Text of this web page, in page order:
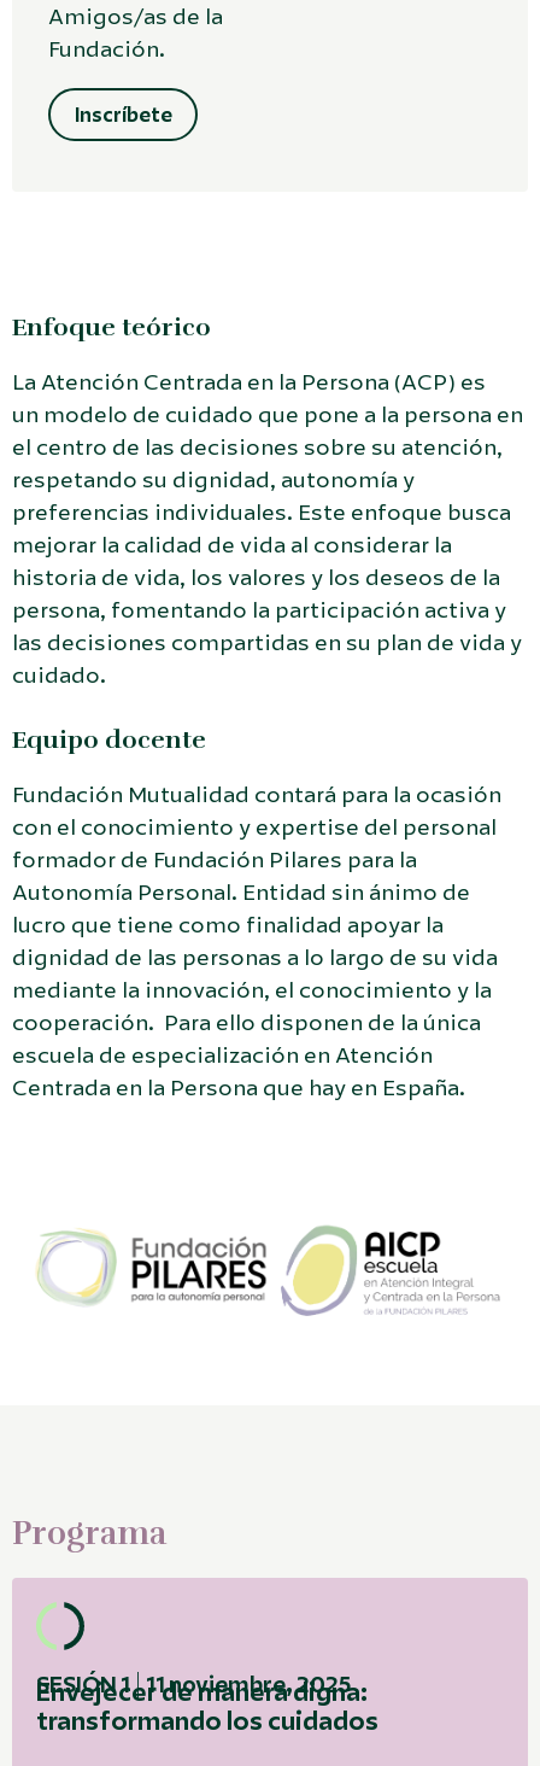
Amigos/as de la
Fundación.
Inscríbete
Enfoque teórico
La Atención Centrada en la Persona (ACP) es
un modelo de cuidado que pone a la persona en
el centro de las decisiones sobre su atención,
respetando su dignidad, autonomía y
preferencias individuales. Este enfoque busca
mejorar la calidad de vida al considerar la
historia de vida, los valores y los deseos de la
persona, fomentando la participación activa y
las decisiones compartidas en su plan de vida y
cuidado.
Equipo docente
Fundación Mutualidad contará para la ocasión
con el conocimiento y expertise del personal
formador de Fundación Pilares para la
Autonomía Personal. Entidad sin ánimo de
lucro que tiene como finalidad apoyar la
dignidad de las personas a lo largo de su vida
mediante la innovación, el conocimiento y la
cooperación. Para ello disponen de la única
escuela de especialización en Atención
Centrada en la Persona que hay en España.
Programa
SESIÓN 1 | 11 noviembre, 2025
Envejecer de manera digna:
transformando los cuidados